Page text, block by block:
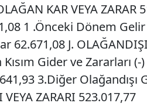
KAR VEYA ZARAR
1 .Önceki Dönem
62.671,08 J.
Gider ve Zararları
3.Diğer Olağandışı
ZARARI 523.017,77